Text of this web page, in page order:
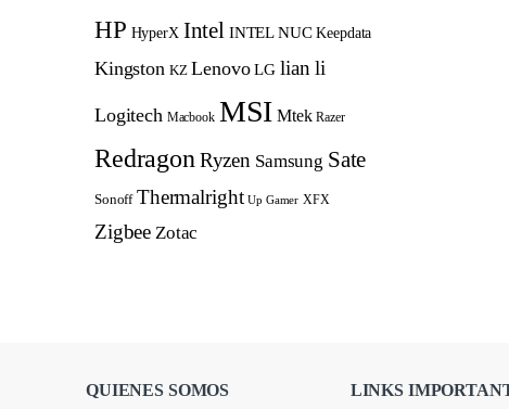
HP HyperX Intel INTEL NUC Keepdata
Kingston KZ Lenovo LG lian li
Logitech Macbook MSI Mtek Razer
Redragon Ryzen Samsung Sate
Sonoff Thermalright Up Gamer XFX
Zigbee Zotac
QUIENES SOMOS LINKS